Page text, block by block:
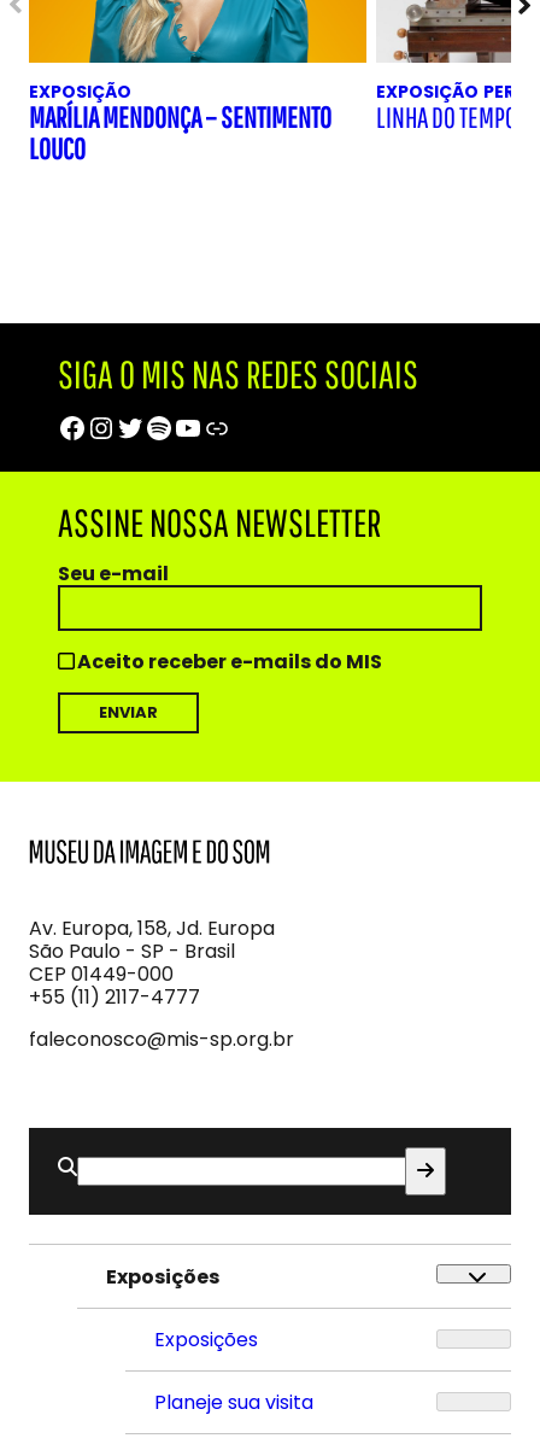
EXPOSIÇÃO
MARÍLIA MENDONÇA – SENTIMENTO
LOUCO
EXPOSIÇÃO
LINHA DO TEMPO
SIGA O MIS NAS REDES SOCIAIS
Facebook
Instagram
Twitter
Spotify
Youtube
Trip Advisor
ASSINE NOSSA NEWSLETTER
Seu e-mail
Aceito receber e-mails do MIS
Imagem
e
do
Som
Av. Europa, 158, Jd. Europa
São Paulo - SP - Brasil
CEP 01449-000
+55 (11) 2117-4777
faleconosco@mis-sp.org.br
Buscar
por:
Exposições
Exposições
Planeje sua visita